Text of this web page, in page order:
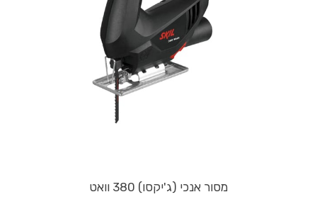
מסור אנכי (ג'יקסו) 380 וואט